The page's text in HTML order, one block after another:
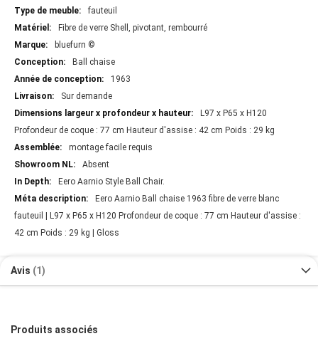
fauteuil
Fibre de verre Shell, pivotant, rembourré
bluefurn ©
Ball chaise
1963
Sur demande
L97 x P65 x H120
Profondeur de coque : 77 cm Hauteur d'assise : 42 cm Poids : 29 kg
montage facile requis
Absent
Eero Aarnio Style Ball Chair.
Eero Aarnio Ball chaise 1963 fibre de verre blanc
fauteuil | L97 x P65 x H120 Profondeur de coque : 77 cm Hauteur d'assise :
42 cm Poids : 29 kg | Gloss
Avis 1
Produits associés